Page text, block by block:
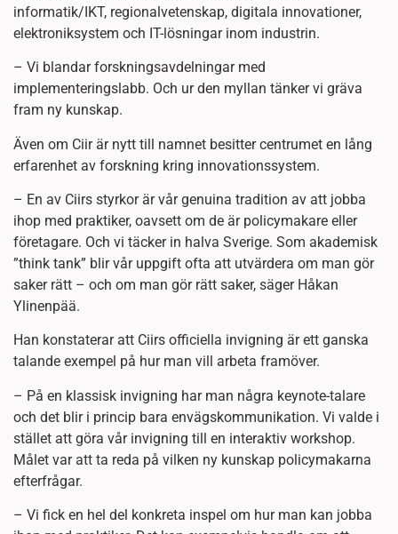
informatik/IKT, regionalvetenskap, digitala innovationer,
elektroniksystem och IT-lösningar inom industrin.
– Vi blandar forskningsavdelningar med
implementeringslabb. Och ur den myllan tänker vi gräva
fram ny kunskap.
Även om Ciir är nytt till namnet besitter centrumet en lång
erfarenhet av forskning kring innovationssystem.
– En av Ciirs styrkor är vår genuina tradition av att jobba
ihop med praktiker, oavsett om de är policymakare eller
företagare. Och vi täcker in halva Sverige. Som akademisk
”think tank” blir vår uppgift ofta att utvärdera om man gör
saker rätt – och om man gör rätt saker, säger Håkan
Ylinenpää.
Han konstaterar att Ciirs officiella invigning är ett ganska
talande exempel på hur man vill arbeta framöver.
– På en klassisk invigning har man några keynote-talare
och det blir i princip bara envägskommunikation. Vi valde i
stället att göra vår invigning till en interaktiv workshop.
Målet var att ta reda på vilken ny kunskap policymakarna
efterfrågar.
– Vi fick en hel del konkreta inspel om hur man kan jobba